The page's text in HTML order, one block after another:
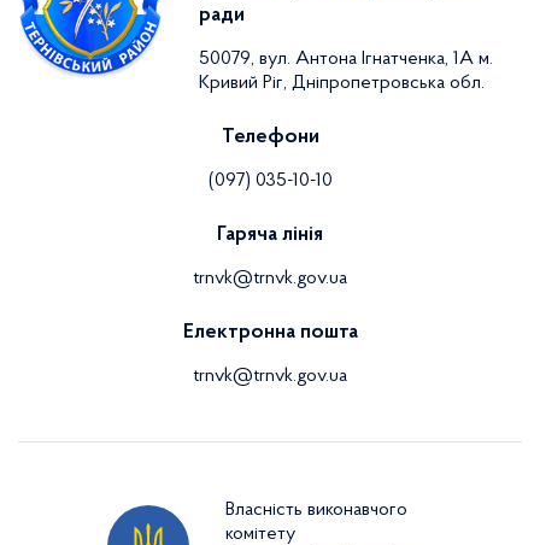
ради
50079, вул. Антона Ігнатченка, 1А м.
Кривий Ріг, Дніпропетровська обл.
Телефони
(097) 035-10-10
Гаряча лінія
trnvk@trnvk.gov.ua
Електронна пошта
trnvk@trnvk.gov.ua
Власність виконавчого
комітету